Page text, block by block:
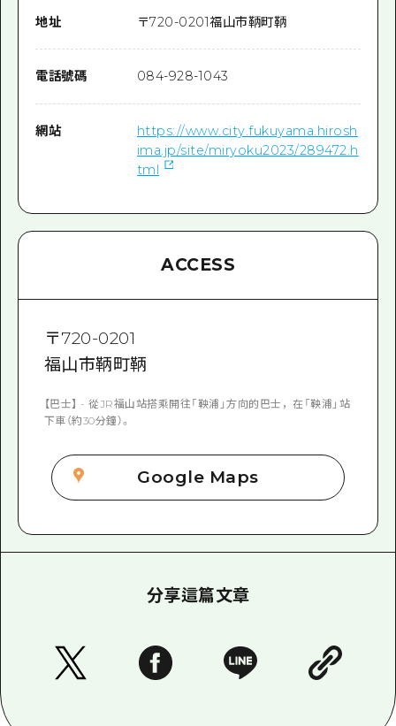
地址 〒720-0201福山市鞆町鞆
電話號碼 084-928-1043
網站
https://www.city.fukuyama.hirosh
ima.jp/site/miryoku2023/289472.h
tml
ACCESS
〒720-0201
福山市鞆町鞆
【巴士】 - 從JR福山站搭乘開往「鞅浦」方向的巴士，在「鞅浦」站
下車（約30分鐘）。
Google Maps
分享這篇文章